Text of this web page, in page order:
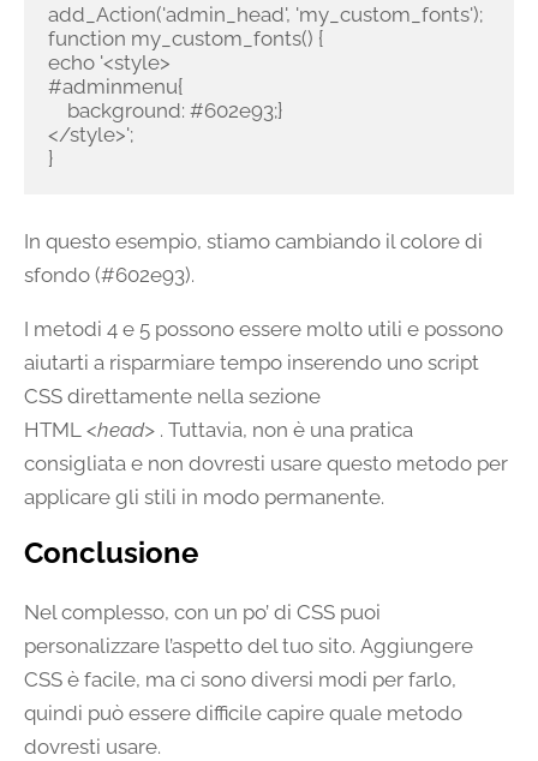
add_Action('admin_head', 'my_custom_fonts');
function my_custom_fonts() {
echo '<style>
#adminmenu{
    background: #602e93;}
</style>';
}
In questo esempio, stiamo cambiando il colore di
sfondo (#602e93).
I metodi 4 e 5 possono essere molto utili e possono
aiutarti a risparmiare tempo inserendo uno script
CSS direttamente nella sezione
HTML <head> . Tuttavia, non è una pratica
consigliata e non dovresti usare questo metodo per
applicare gli stili in modo permanente.
Conclusione
Nel complesso, con un po’ di CSS puoi
personalizzare l’aspetto del tuo sito. Aggiungere
CSS è facile, ma ci sono diversi modi per farlo,
quindi può essere difficile capire quale metodo
dovresti usare.